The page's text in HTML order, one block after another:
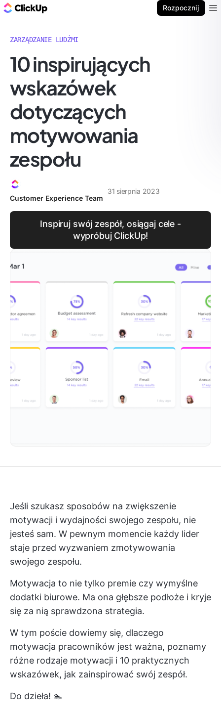
Rozpocznij
ZARZĄDZANIE LUDŹMI
10 inspirujących
wskazówek
dotyczących
motywowania
zespołu
Customer Experience Team
31 sierpnia 2023
Inspiruj swój zespół, osiągaj cele -
wypróbuj ClickUp!
Jeśli szukasz sposobów na zwiększenie
motywacji i wydajności swojego zespołu, nie
jesteś sam. W pewnym momencie każdy lider
staje przed wyzwaniem zmotywowania
swojego zespołu.
Motywacja to nie tylko premie czy wymyślne
dodatki biurowe. Ma ona głębsze podłoże i kryje
się za nią sprawdzona strategia.
W tym poście dowiemy się, dlaczego
motywacja pracowników jest ważna, poznamy
różne rodzaje motywacji i 10 praktycznych
wskazówek, jak zainspirować swój zespół.
Do dzieła! 🏊